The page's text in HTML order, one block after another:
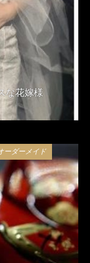
な花嫁様
ーダーメイド